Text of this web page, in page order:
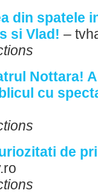
din spatele
si Vlad! –
Nottara!
cu
de